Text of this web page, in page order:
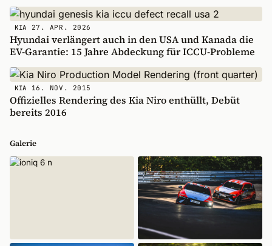
KIA 27. APR. 2026
Hyundai verlängert auch in den USA und Kanada die
EV-Garantie: 15 Jahre Abdeckung für ICCU-Probleme
KIA 16. NOV. 2015
Offizielles Rendering des Kia Niro enthüllt, Debüt
bereits 2016
Galerie